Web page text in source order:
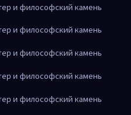
и философский камень
и философский камень
и философский камень
и философский камень
и философский камень